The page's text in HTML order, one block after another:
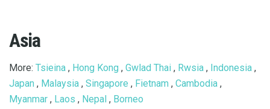
Asia
More: Tsieina , Hong Kong , Gwlad Thai , Rwsia , Indonesia ,
Japan , Malaysia , Singapore , Fietnam , Cambodia ,
Myanmar , Laos , Nepal , Borneo